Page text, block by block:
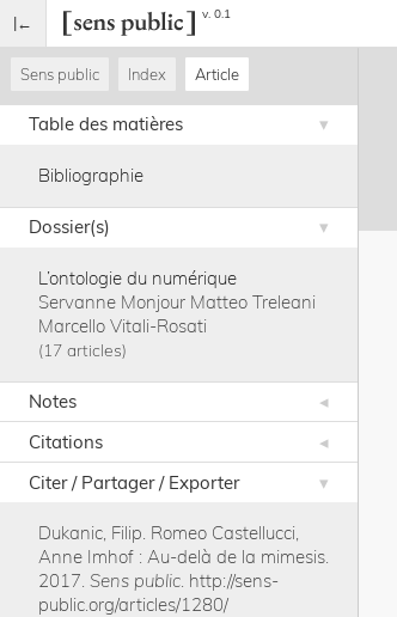
v. 0.1
Sens public Index Article
Table des matières
Bibliographie
Dossier(s)
L’ontologie du numérique
Servanne Monjour Matteo Treleani
Marcello Vitali-Rosati
17 articles
Notes
Citations
Citer / Partager / Exporter
Dukanic, Filip. Romeo Castellucci,
Anne Imhof : Au-delà de la mimesis.
2017. Sens public. http://sens-
public.org/articles/1280/